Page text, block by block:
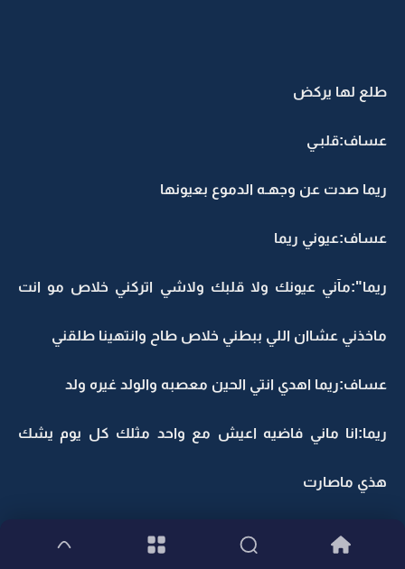
طلع لها يركض
عساف:قلبـي
ريما صدت عن وجهـه الدموع بعيونها
عساف:عيوني ريما
ريما":مآني عيونك ولا قلبك ولاشي اتركني خلاص مو انت
ماخذني عشاان اللي ببطني خلاص طاح وانتهينا طلقني
عساف:ريما اهدي انتي الحين معصبه والولد غيره ولد
ريما:انا ماني فاضيه اعيش مع واحد مثلك كل يوم يشك
هذي ماصارت